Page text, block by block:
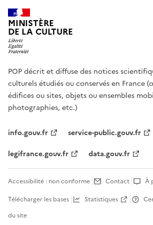
MINISTÈRE
DE LA CULTURE
POP décrit et diffuse des notices
culturels étudiés ou conservés en France
édifices ou sites, objets ou ensembles
photographies, etc.)
info.gouv.fr
service-public.gouv.fr
legifrance.gouv.fr
data.gouv.fr
Accessibilité : non conforme Contact
À
Télécharger les bases
Statistiques
du site